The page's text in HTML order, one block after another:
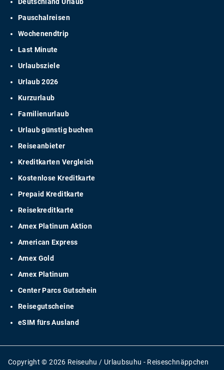
Pauschalreisen
Wochenendtrip
Last Minute
Urlaubsziele
Urlaub 2026
Kurzurlaub
Familienurlaub
Urlaub günstig buchen
Reiseanbieter
Kreditkarten Vergleich
Kostenlose Kreditkarte
Prepaid Kreditkarte
Reisekreditkarte
Amex Platinum Aktion
American Express
Amex Gold
Amex Platinum
Center Parcs Gutschein
Reisegutscheine
eSIM fürs Ausland
Copyright © 2026 Reiseuhu / Urlaubsuhu - Reiseschnäppchen